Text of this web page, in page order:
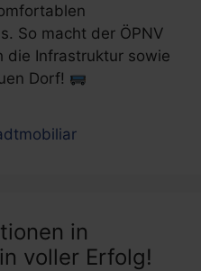
So macht der ÖPNV
die Infrastruktur sowie
Dorf!
in
voller Erfolg!